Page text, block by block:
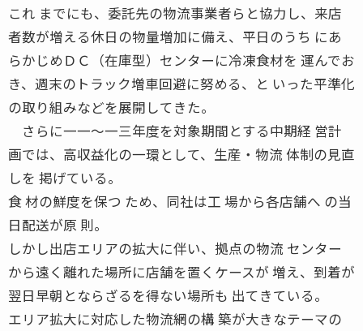
これ までにも、委託先の物流事業者らと協力し、来店
者数が増える休日の物量増加に備え、平日のうち にあ
らかじめＤＣ（在庫型）センターに冷凍食材を 運んでお
き、週末のトラック増車回避に努める、と いった平準化
の取り組みなどを展開してきた。
さらに一一〜一三年度を対象期間とする中期経 営計
画では、高収益化の一環として、生産・物流 体制の見直
しを 掲げている。
食 材の鮮度を保つ ため、同社は工 場から各店舗へ の当
日配送が原 則。
しかし出店エリアの拡大に伴い、拠点の物流 センター
から遠く離れた場所に店舗を置くケースが 増え、到着が
翌日早朝とならざるを得ない場所も 出てきている。
エリア拡大に対応した物流網の構 築が大きなテーマの